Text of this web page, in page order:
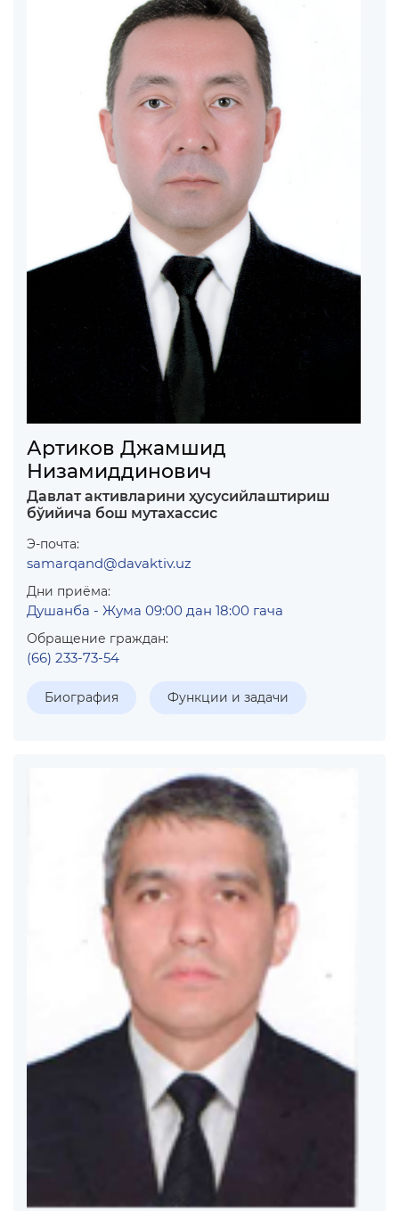
Артиков Джамшид
Низамиддинович
Давлат активларини ҳусусийлаштириш
бўийича бош мутахассис
Э-почта:
samarqand@davaktiv.uz
Дни приёма:
Душанба - Жума 09:00 дан 18:00 гача
Обращение граждан:
(66) 233-73-54
Биография Функции и задачи